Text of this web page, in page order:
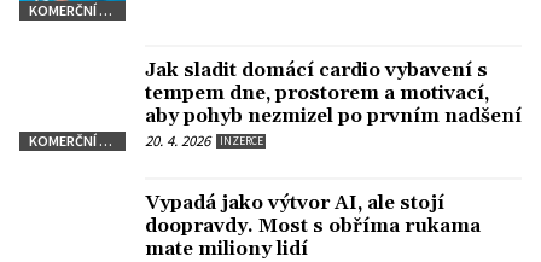
KOMERČNÍ SDĚLENÍ
KOMERČNÍ SDĚLENÍ
Jak sladit domácí cardio vybavení s
tempem dne, prostorem a motivací,
aby pohyb nezmizel po prvním nadšení
20. 4. 2026 INZERCE
Vypadá jako výtvor AI, ale stojí
doopravdy. Most s obříma rukama
mate miliony lidí